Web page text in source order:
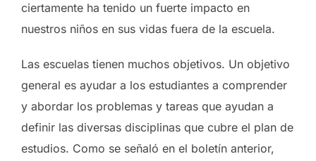
ciertamente ha tenido un fuerte impacto en
nuestros niños en sus vidas fuera de la escuela.
Las escuelas tienen muchos objetivos. Un objetivo
general es ayudar a los estudiantes a comprender
y abordar los problemas y tareas que ayudan a
definir las diversas disciplinas que cubre el plan de
estudios. Como se señaló en el boletín anterior,